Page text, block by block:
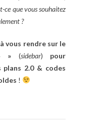
ce que vous souhaitez
?
vous rendre sur le
» (sidebar) pour
2.0 & codes
!